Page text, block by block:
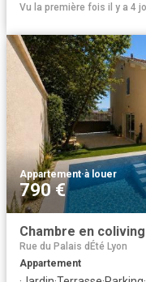
Vu la première fois il y a 4
Appartement·à louer
790 €
Chambre en
Rue du Palais dÉté Lyon
Appartement